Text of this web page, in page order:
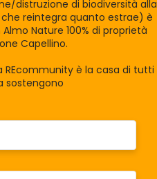
distruzione di biodiversità alla
reintegra quanto estrae) è
Nature 100% di proprietà
Capellino.
REcommunity è la casa di tutti
sostengono